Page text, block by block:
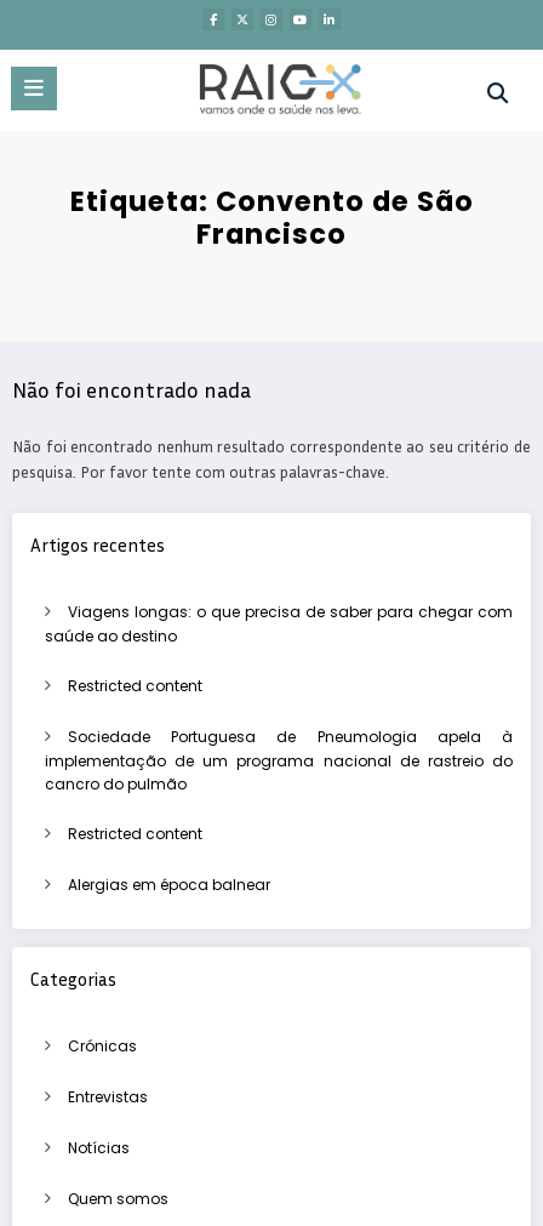
o
conteúdo
Etiqueta: Convento de São
Francisco
Não foi encontrado nada
Não foi encontrado nenhum resultado correspondente ao seu critério de
pesquisa. Por favor tente com outras palavras-chave.
Artigos recentes
Viagens longas: o que precisa de saber para chegar com
saúde ao destino
Restricted content
Sociedade Portuguesa de Pneumologia apela à
implementação de um programa nacional de rastreio do
cancro do pulmão
Restricted content
Alergias em época balnear
Categorias
Crónicas
Entrevistas
Notícias
Quem somos